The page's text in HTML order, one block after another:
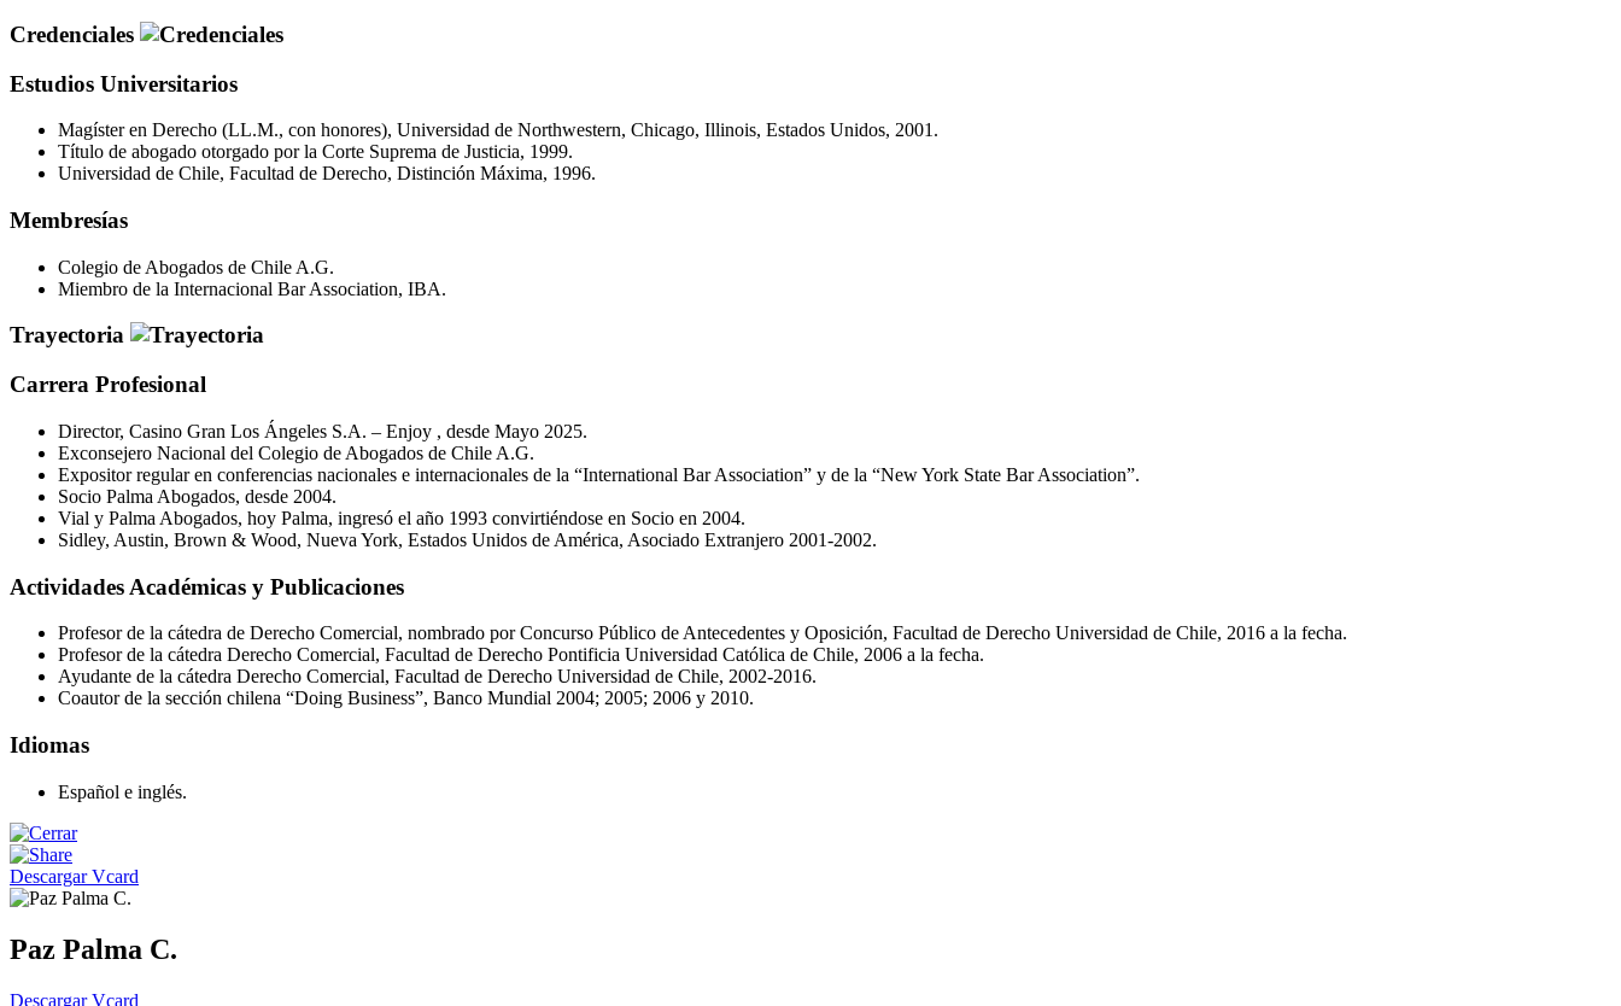
Credenciales
Estudios Universitarios
Magíster en Derecho (LL.M., con honores), Universidad de Northwestern, Chicago, Illinois, Estados Unidos, 2001.
Título de abogado otorgado por la Corte Suprema de Justicia, 1999.
Universidad de Chile, Facultad de Derecho, Distinción Máxima, 1996.
Membresías
Colegio de Abogados de Chile A.G.
Miembro de la Internacional Bar Association, IBA.
Trayectoria
Carrera Profesional
Director, Casino Gran Los Ángeles S.A. – Enjoy , desde Mayo 2025.
Exconsejero Nacional del Colegio de Abogados de Chile A.G.
Expositor regular en conferencias nacionales e internacionales de la “International Bar Association” y de la “New York State Bar Association”.
Socio Palma Abogados, desde 2004.
Vial y Palma Abogados, hoy Palma, ingresó el año 1993 convirtiéndose en Socio en 2004.
Sidley, Austin, Brown & Wood, Nueva York, Estados Unidos de América, Asociado Extranjero 2001-2002.
Actividades Académicas y Publicaciones
Profesor de la cátedra de Derecho Comercial, nombrado por Concurso Público de Antecedentes y Oposición, Facultad de Derecho Universidad de Chile, 2016 a la fecha.
Profesor de la cátedra Derecho Comercial, Facultad de Derecho Pontificia Universidad Católica de Chile, 2006 a la fecha.
Ayudante de la cátedra Derecho Comercial, Facultad de Derecho Universidad de Chile, 2002-2016.
Coautor de la sección chilena “Doing Business”, Banco Mundial 2004; 2005; 2006 y 2010.
Idiomas
Español e inglés.
Descargar Vcard
Paz Palma C.
Descargar Vcard